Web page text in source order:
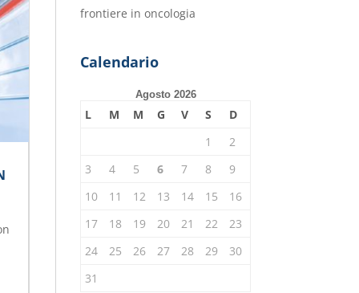
frontiere in oncologia
Calendario
Agosto 2026
L M M G V S
D
1
2
3
4 5 6 7 8
9
10
11 12 13 14 15
16
17
18 19 20 21 22
23
24
25 26 27 28 29
30
31